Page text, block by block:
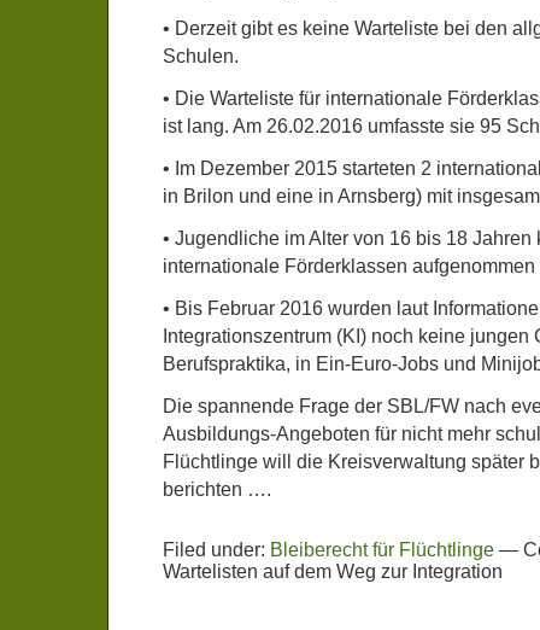
• Derzeit gibt es keine Warteliste bei den
Schulen.
• Die Warteliste für internationale
ist lang. Am 26.02.2016 umfasste sie 95
• Im Dezember 2015 starteten 2
in Brilon und eine in Arnsberg) mit
• Jugendliche im Alter von 16 bis 18 Jahren
internationale Förderklassen aufgenommen
• Bis Februar 2016 wurden laut
Integrationszentrum (KI) noch keine jungen
Berufspraktika, in Ein-Euro-Jobs und
Die spannende Frage der SBL/FW nach
Ausbildungs-Angeboten für nicht mehr
Flüchtlinge will die Kreisverwaltung später
berichten ….
Filed under: Bleiberecht für Flüchtlinge —
Wartelisten auf dem Weg zur Integration